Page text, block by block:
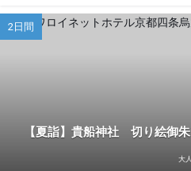
2日間
【夏詣】貴船神社 切り絵
大